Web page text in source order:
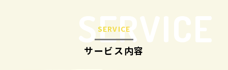
SERVICE
SERVICE
サービス内容